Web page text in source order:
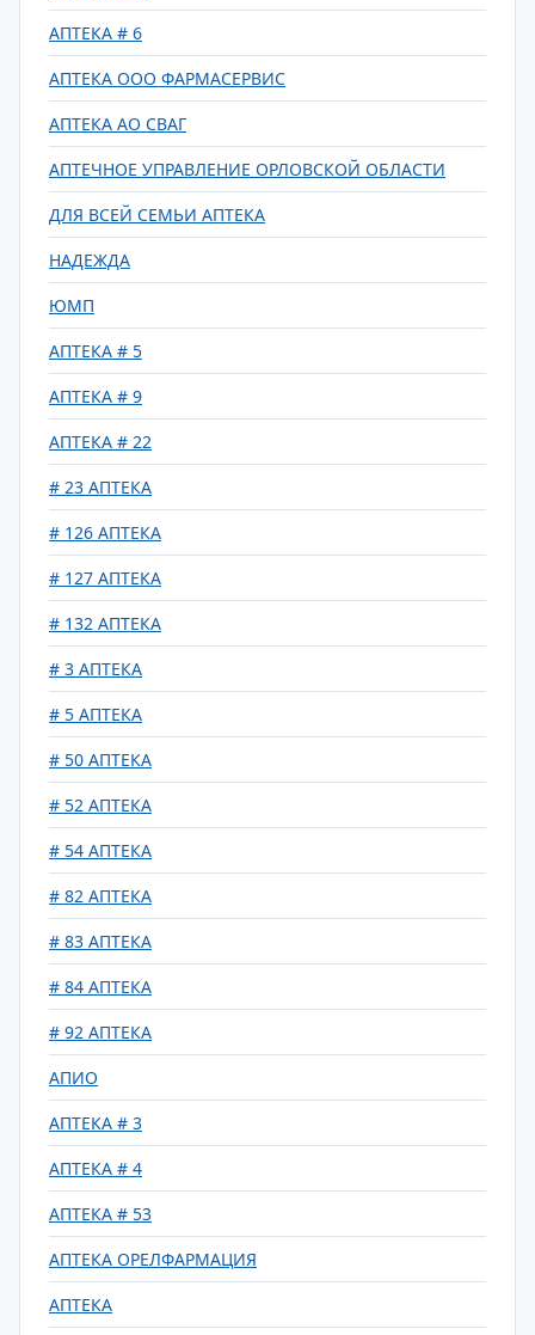
АПТЕКА # 6
АПТЕКА ООО ФАРМАСЕРВИС
АПТЕКА АО СВАГ
АПТЕЧНОЕ УПРАВЛЕНИЕ ОРЛОВСКОЙ ОБЛАСТИ
ДЛЯ ВСЕЙ СЕМЬИ АПТЕКА
НАДЕЖДА
ЮМП
АПТЕКА # 5
АПТЕКА # 9
АПТЕКА # 22
# 23 АПТЕКА
# 126 АПТЕКА
# 127 АПТЕКА
# 132 АПТЕКА
# 3 АПТЕКА
# 5 АПТЕКА
# 50 АПТЕКА
# 52 АПТЕКА
# 54 АПТЕКА
# 82 АПТЕКА
# 83 АПТЕКА
# 84 АПТЕКА
# 92 АПТЕКА
АПИО
АПТЕКА # 3
АПТЕКА # 4
АПТЕКА # 53
АПТЕКА ОРЕЛФАРМАЦИЯ
АПТЕКА